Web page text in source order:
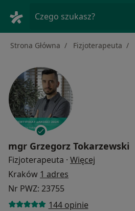
Czego szukasz?
Strona Główna Fizjoterapeuta
mgr Grzegorz Tokarzewski
Fizjoterapeuta · Więcej
Kraków 1 adres
Nr PWZ: 23755
144 opinie